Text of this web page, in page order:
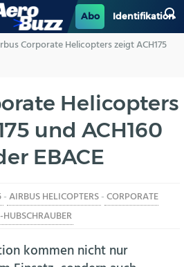
Abo Identifikation
Corporate Helicopters zeigt ACH175
Helicopters
und ACH160
EBACE
-AIRBUS HELICOPTERS-CORPORATE
kommen nicht nur